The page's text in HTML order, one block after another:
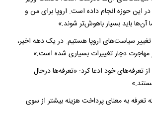
این حوزه انجام داده است. اروپا برای من و
باید بسیار باهوش‌تر شوند.»
تغییر سیاست‌های اروپا هستیم. در یک دهه اخیر،
مهاجرت دچار تغییرات بسیاری شده است.»
از تعرفه‌های خود ادعا کرد: «تعرفه‌ها درحال
تعرفه‌ به معنای پرداخت هزینه‌ بیشتر از سوی